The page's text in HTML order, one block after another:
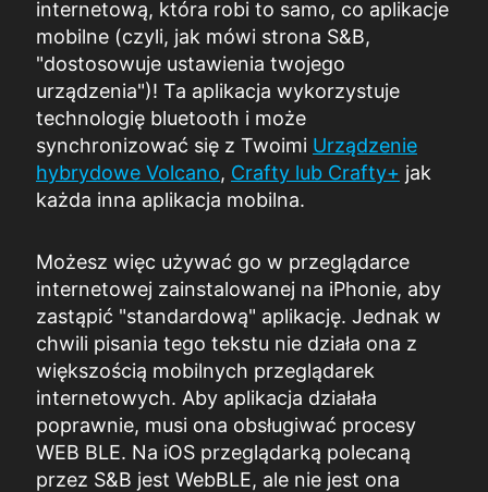
internetową, która robi to samo, co aplikacje
mobilne (czyli, jak mówi strona S&B,
"dostosowuje ustawienia twojego
urządzenia")! Ta aplikacja wykorzystuje
technologię bluetooth i może
synchronizować się z Twoimi Urządzenie
hybrydowe Volcano, Crafty lub Crafty+ jak
każda inna aplikacja mobilna.
Możesz więc używać go w przeglądarce
internetowej zainstalowanej na iPhonie, aby
zastąpić "standardową" aplikację. Jednak w
chwili pisania tego tekstu nie działa ona z
większością mobilnych przeglądarek
internetowych. Aby aplikacja działała
poprawnie, musi ona obsługiwać procesy
WEB BLE. Na iOS przeglądarką polecaną
przez S&B jest WebBLE, ale nie jest ona